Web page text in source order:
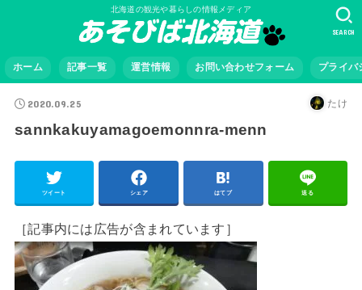
北海道の観光や暮らしの情報メディア
ホーム 記事一覧 運営情報 お問い合わせフォーム プライバ
SEARCH
2020.09.25 たけ
sannkakuyamagoemonnra-menn
ツイート シェア はてブ 送る
［記事内には広告が含まれています］